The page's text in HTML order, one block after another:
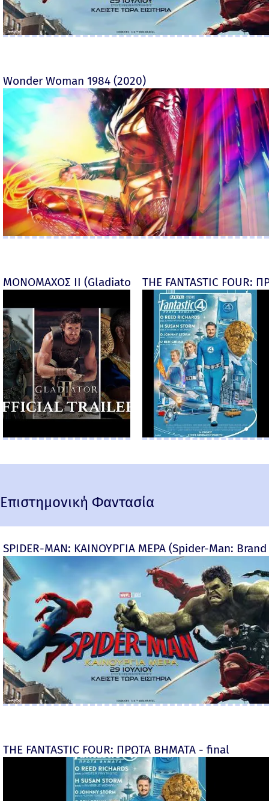
Wonder Woman 1984 (2020)
ΜΟΝΟΜΑΧΟΣ ΙΙ (Gladiator II) -THE FANTASTIC
Επιστημονική Φαντασία
SPIDER-MAN: ΚΑΙΝΟΥΡΓΙΑ ΜΕΡΑ (Spider-Man:
THE FANTASTIC FOUR: ΠΡΩΤΑ ΒΗΜΑΤΑ - final